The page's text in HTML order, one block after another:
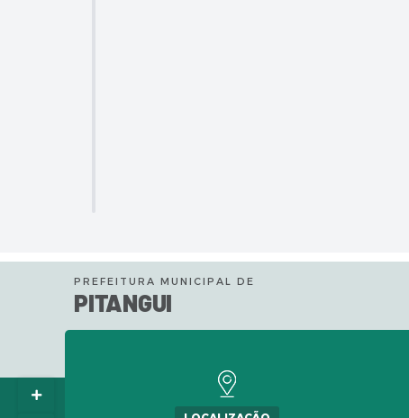
PREFEITURA MUNICIPAL DE
PITANGUI